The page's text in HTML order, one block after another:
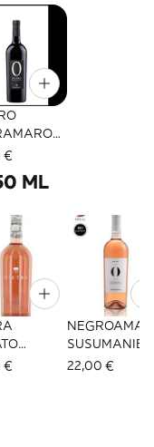
IGT
€
ML
€
MENHIR
22,00 €